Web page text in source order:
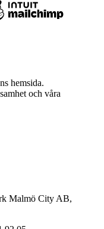
hemsida.
och våra
Malmö City AB,